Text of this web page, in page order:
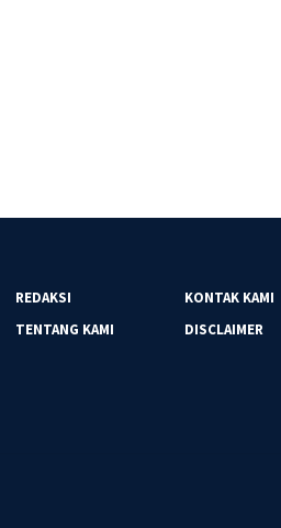
REDAKSI
KONTAK KAMI
TENTANG KAMI
DISCLAIMER